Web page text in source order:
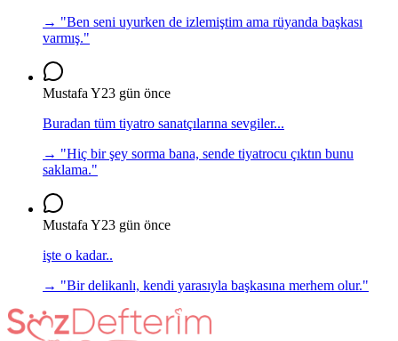
→ "Ben seni uyurken de izlemiştim ama rüyanda başkası
varmış."
Mustafa Y23 gün önce
Buradan tüm tiyatro sanatçılarına sevgiler...
→ "Hiç bir şey sorma bana, sende tiyatrocu çıktın bunu
saklama."
Mustafa Y23 gün önce
işte o kadar..
→ "Bir delikanlı, kendi yarasıyla başkasına merhem olur."